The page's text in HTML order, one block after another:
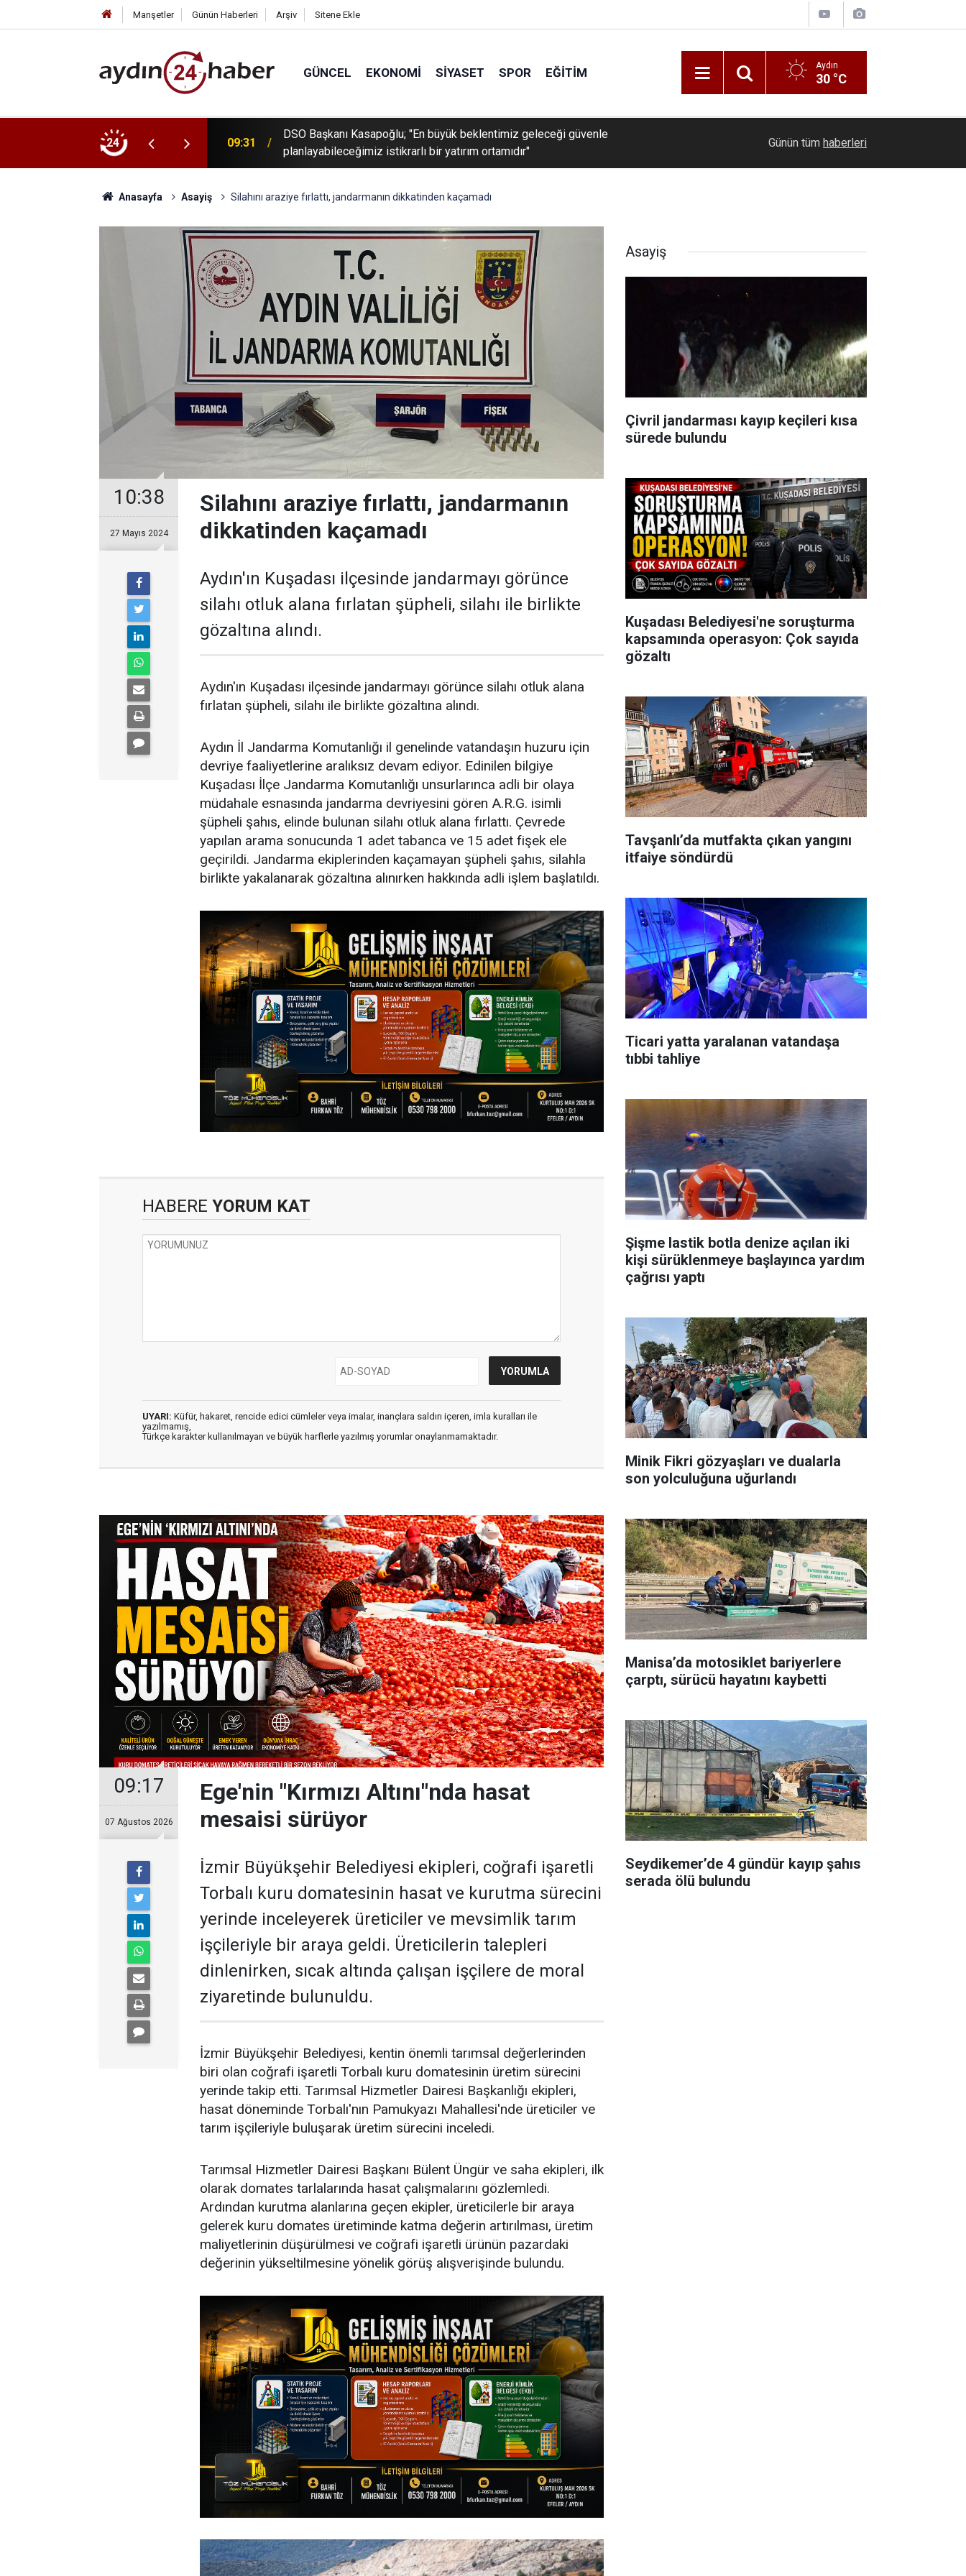
Manşetler Günün Haberleri Arşiv Sitene Ekle
GÜNCEL EKONOMI SIYASET SPOR EĞITIM Aydın
30 °C
24 09:31
DSO Başkanı Kasapoğlu; "En büyük beklentimiz geleceği güvenle
planlayabileceğimiz istikrarlı bir yatırım ortamıdır"
Çivril jandarması kayıp keçileri kısa sürede
Günün tüm haberleri
Anasayfa Asayiş Silahını araziye fırlattı, jandarmanın dikkatinden kaçamadı
10:38
27 Mayıs 2024
Silahını araziye fırlattı, jandarmanın
dikkatinden kaçamadı
Aydın'ın Kuşadası ilçesinde jandarmayı görünce
silahı otluk alana fırlatan şüpheli, silahı ile birlikte
gözaltına alındı.
Aydın'ın Kuşadası ilçesinde jandarmayı görünce silahı otluk alana
fırlatan şüpheli, silahı ile birlikte gözaltına alındı.
Aydın İl Jandarma Komutanlığı il genelinde vatandaşın huzuru için
devriye faaliyetlerine aralıksız devam ediyor. Edinilen bilgiye
Kuşadası İlçe Jandarma Komutanlığı unsurlarınca adli bir olaya
müdahale esnasında jandarma devriyesini gören A.R.G. isimli
şüpheli şahıs, elinde bulunan silahı otluk alana fırlattı. Çevrede
yapılan arama sonucunda 1 adet tabanca ve 15 adet fişek ele
geçirildi. Jandarma ekiplerinden kaçamayan şüpheli şahıs, silahla
birlikte yakalanarak gözaltına alınırken hakkında adli işlem başlatıldı.
HABERE YORUM KAT
UYARI: Küfür, hakaret, rencide edici cümleler veya imalar, inançlara saldırı içeren, imla kuralları ile
yazılmamış,
Türkçe karakter kullanılmayan ve büyük harflerle yazılmış yorumlar onaylanmamaktadır.
09:17
07 Ağustos 2026
Ege'nin "Kırmızı Altını"nda hasat
mesaisi sürüyor
İzmir Büyükşehir Belediyesi ekipleri, coğrafi işaretli
Torbalı kuru domatesinin hasat ve kurutma sürecini
yerinde inceleyerek üreticiler ve mevsimlik tarım
işçileriyle bir araya geldi. Üreticilerin talepleri
dinlenirken, sıcak altında çalışan işçilere de moral
ziyaretinde bulunuldu.
İzmir Büyükşehir Belediyesi, kentin önemli tarımsal değerlerinden
biri olan coğrafi işaretli Torbalı kuru domatesinin üretim sürecini
yerinde takip etti. Tarımsal Hizmetler Dairesi Başkanlığı ekipleri,
hasat döneminde Torbalı'nın Pamukyazı Mahallesi'nde üreticiler ve
tarım işçileriyle buluşarak üretim sürecini inceledi.
Tarımsal Hizmetler Dairesi Başkanı Bülent Üngür ve saha ekipleri, ilk
olarak domates tarlalarında hasat çalışmalarını gözlemledi.
Ardından kurutma alanlarına geçen ekipler, üreticilerle bir araya
gelerek kuru domates üretiminde katma değerin artırılması, üretim
maliyetlerinin düşürülmesi ve coğrafi işaretli ürünün pazardaki
değerinin yükseltilmesine yönelik görüş alışverişinde bulundu.
Asayiş
Çivril jandarması kayıp keçileri kısa
sürede bulundu
Kuşadası Belediyesi'ne soruşturma
kapsamında operasyon: Çok sayıda
gözaltı
Tavşanlı’da mutfakta çıkan yangını
itfaiye söndürdü
Ticari yatta yaralanan vatandaşa
tıbbi tahliye
Şişme lastik botla denize açılan iki
kişi sürüklenmeye başlayınca yardım
çağrısı yaptı
Minik Fikri gözyaşları ve dualarla
son yolculuğuna uğurlandı
Manisa’da motosiklet bariyerlere
çarptı, sürücü hayatını kaybetti
Seydikemer’de 4 gündür kayıp şahıs
serada ölü bulundu